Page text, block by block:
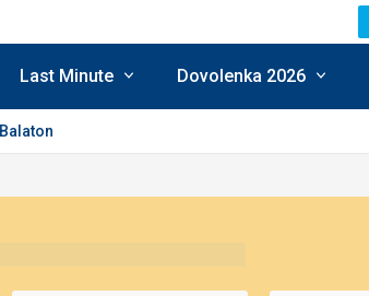
Last Minute Dovolenka 2026
Balaton